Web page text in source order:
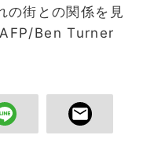
の街との関係を見
Ben Turner